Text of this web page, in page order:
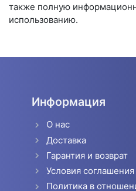
также полную
использованию.
Информация
О нас
Доставка
Гарантия и возврат
Условия соглашения
Политика в